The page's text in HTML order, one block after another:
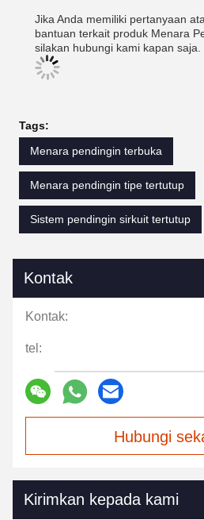
Jika Anda memiliki pertanyaan
bantuan terkait produk Menara
silakan hubungi kami kapan saja.
Tags:
Menara pendingin terbuka
Menara pendingin tipe tertutup
Sistem pendingin sirkuit tertutup
Kontak
Kontak:
tel:
Hubungi
Kirimkan kepada kami